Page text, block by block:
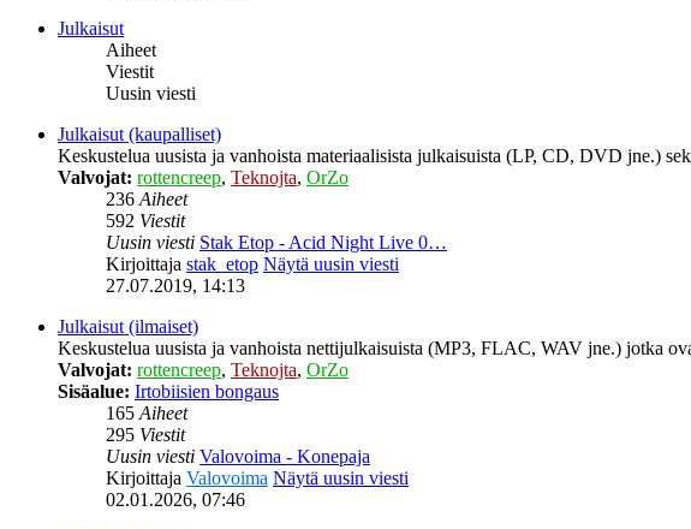
Julkaisut
Aiheet
Viestit
Uusin viesti
Julkaisut (kaupalliset)
Keskustelua uusista ja vanhoista materiaalisista julkaisuista (LP, CD, DVD jne.)
Valvojat: rottencreep, Teknojta, OrZo
236Aiheet
592 Viestit
Uusin viesti Stak Etop - Acid Night Live 0…
Kirjoittaja stak_etop Näytä uusin viesti
27.07.2019, 14:13
Julkaisut (ilmaiset)
Keskustelua uusista ja vanhoista nettijulkaisuista (MP3, FLAC, WAV jne.) jotka
Valvojat: rottencreep, Teknojta, OrZo
Sisäalue: Irtobiisien bongaus
165Aiheet
295 Viestit
Uusin viesti Valovoima - Konepaja
Kirjoittaja Valovoima Näytä uusin viesti
02.01.2026, 07:46